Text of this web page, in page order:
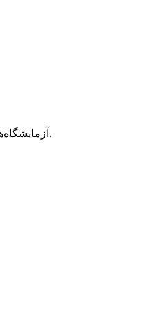
آزمایشگاه‌های مورد استفاده برای تحقیقات علمی به دلیل تفاوت‌هایشان، اشکال مختلفی دارند. ما قابلیت‌های کامل لوله‌کشی فرآیندی را ارائه می‌دهیم.